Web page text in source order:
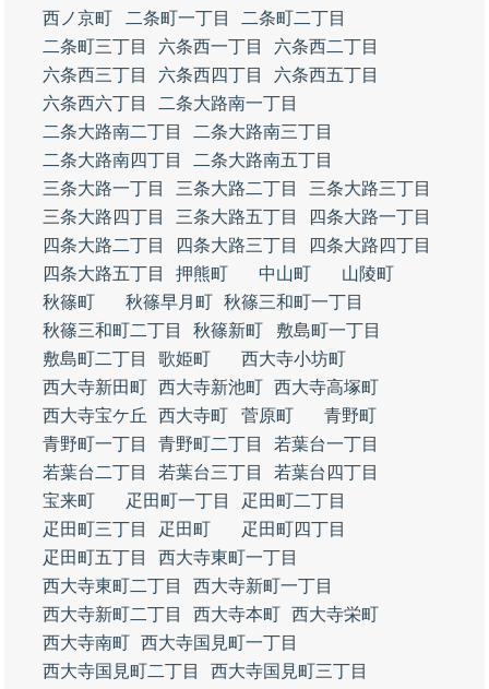
西ノ京町
二条町一丁目
二条町二丁目
二条町三丁目
六条西一丁目
六条西二丁目
六条西三丁目
六条西四丁目
六条西五丁目
六条西六丁目
二条大路南一丁目
二条大路南二丁目
二条大路南三丁目
二条大路南四丁目
二条大路南五丁目
三条大路一丁目
三条大路二丁目
三条大路三丁目
三条大路四丁目
三条大路五丁目
四条大路一丁目
四条大路二丁目
四条大路三丁目
四条大路四丁目
四条大路五丁目
押熊町 中山町
山陵町
秋篠町
秋篠早月町 秋篠三和町一丁目
秋篠三和町二丁目
秋篠新町
敷島町一丁目
敷島町二丁目
歌姫町
西大寺小坊町
西大寺新田町 西大寺新池町 西大寺高塚町
西大寺宝ケ丘
西大寺町 菅原町
青野町
青野町一丁目
青野町二丁目
若葉台一丁目
若葉台二丁目
若葉台三丁目
若葉台四丁目
宝来町
疋田町一丁目
疋田町二丁目
疋田町三丁目
疋田町
疋田町四丁目
疋田町五丁目
西大寺東町一丁目
西大寺東町二丁目
西大寺新町一丁目
西大寺新町二丁目
西大寺本町 西大寺栄町
西大寺南町 西大寺国見町一丁目
西大寺国見町二丁目
西大寺国見町三丁目